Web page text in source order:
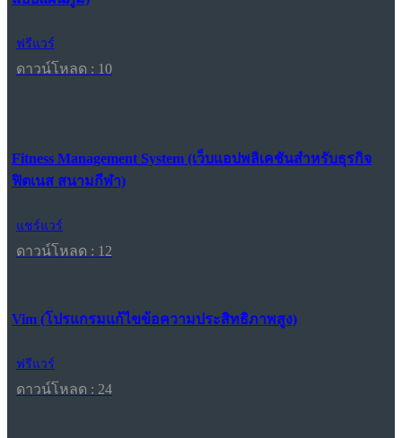
ฟรีแวร์
ดาวน์โหลด : 10
Fitness Management System (เว็บแอปพลิเคชันสำหรับธุรกิจ
ฟิตเนส สนามกีฬา)
แชร์แวร์
ดาวน์โหลด : 12
Vim (โปรแกรมแก้ไขข้อความประสิทธิภาพสูง)
ฟรีแวร์
ดาวน์โหลด : 24